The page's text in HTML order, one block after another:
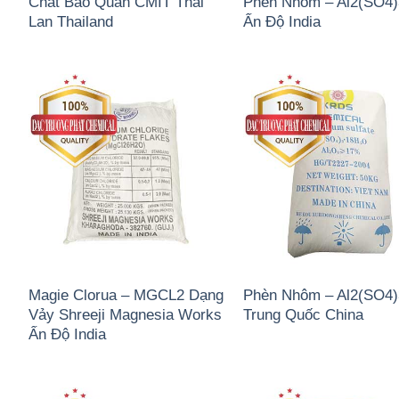
Lan Thailand
Ấn Độ India
Magie Clorua – MGCL2 Dạng
Vảy Shreeji Magnesia Works
Ấn Độ India
Phèn Nhôm –
Trung Quốc China